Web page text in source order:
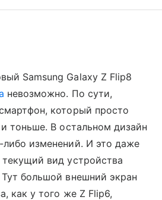
Samsung Galaxy Z Flip8
невозможно. По сути,
который просто
тоньше. В остальном дизайн
либо изменений. И это даже
текущий вид устройства
большой внешний экран
как у того же Z Flip6,